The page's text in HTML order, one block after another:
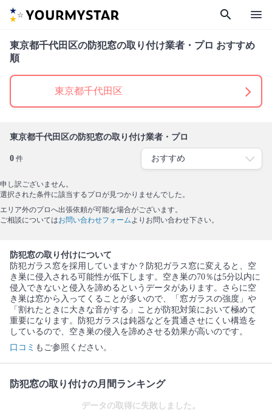
search menu
東京都千代田区の防犯窓の取り付け業者・プロ おすすめ
順
東京都千代田区
東京都千代田区の防犯窓の取り付け業者・プロ
0 件
申し訳ございません。
選択された条件に該当するプロが見つかりませんでした。
エリア外のプロへ出張依頼が可能な場合がございます。
ご相談についてはお問い合わせフォームよりお問い合わせ下さい。
防犯窓の取り付けについて
防犯ガラス窓を採用していますか？防犯ガラス窓に変えると、空
き巣に侵入される可能性が低下します。空き巣の70％は5分以内に
侵入できないと侵入を諦めるというデータがあります。さらに空
き巣は窓から入ってくることが多いので、「窓ガラスの強度」や
「割れたときに大きな音がする」ことが防犯対策において極めて
重要になります。防犯ガラスは鈍器などを貫通させにくい構造を
しているので、空き巣の侵入を諦めさせる効果が高いのです。
口コミ もご参照ください。
防犯窓の取り付けの月間ランキング
データの取得に失敗しました。